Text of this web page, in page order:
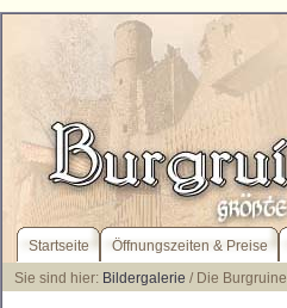
Startseite Öffnungszeiten & Preise
Sie sind hier: Bildergalerie / Die Burgruine